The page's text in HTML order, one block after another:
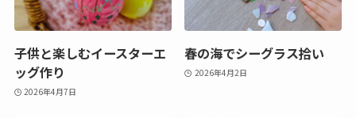
子供と楽しむイースターエ
ッグ作り
2026年4月7日
春の海でシーグラス拾い
2026年4月2日